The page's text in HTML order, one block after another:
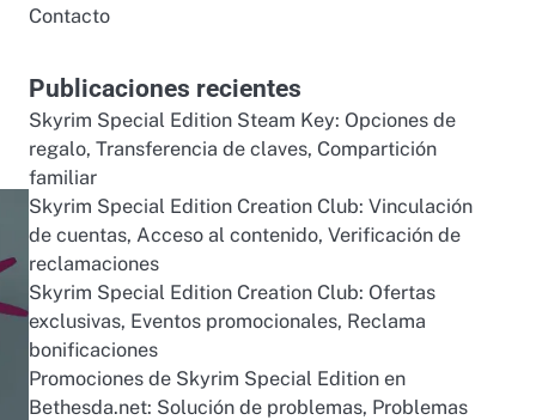
Contacto
Publicaciones recientes
Skyrim Special Edition Steam Key: Opciones de
regalo, Transferencia de claves, Compartición
familiar
Skyrim Special Edition Creation Club: Vinculación
de cuentas, Acceso al contenido, Verificación de
reclamaciones
Skyrim Special Edition Creation Club: Ofertas
exclusivas, Eventos promocionales, Reclama
bonificaciones
Promociones de Skyrim Special Edition en
Bethesda.net: Solución de problemas, Problemas